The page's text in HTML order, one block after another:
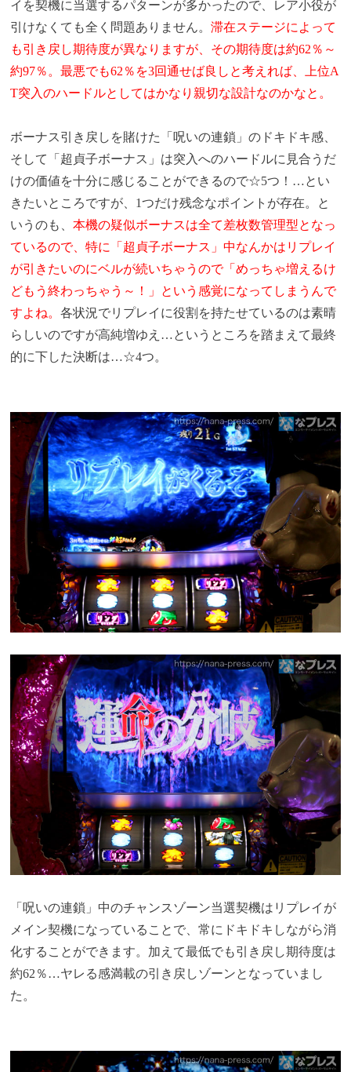
イを契機に当選するパターンが多かったので、レア小役が
引けなくても全く問題ありません。滞在ステージによって
も引き戻し期待度が異なりますが、その期待度は約62％～
約97％。最悪でも62％を3回通せば良しと考えれば、上位A
T突入のハードルとしてはかなり親切な設計なのかなと。
ボーナス引き戻しを賭けた「呪いの連鎖」のドキドキ感、
そして「超貞子ボーナス」は突入へのハードルに見合うだ
けの価値を十分に感じることができるので☆5つ！…とい
きたいところですが、1つだけ残念なポイントが存在。と
いうのも、本機の疑似ボーナスは全て差枚数管理型となっ
ているので、特に「超貞子ボーナス」中なんかはリプレイ
が引きたいのにベルが続いちゃうので「めっちゃ増えるけ
どもう終わっちゃう～！」という感覚になってしまうんで
すよね。各状況でリプレイに役割を持たせているのは素晴
らしいのですが高純増ゆえ…というところを踏まえて最終
的に下した決断は…☆4つ。
「呪いの連鎖」中のチャンスゾーン当選契機はリプレイが
メイン契機になっていることで、常にドキドキしながら消
化することができます。加えて最低でも引き戻し期待度は
約62％…ヤレる感満載の引き戻しゾーンとなっていまし
た。